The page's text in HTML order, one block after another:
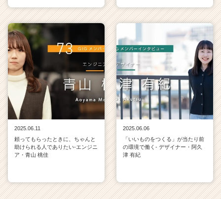
2025.06.11
頼ってもらったときに、ちゃんと
助けられる人でありたい-エンジニ
ア・青山 桃佳
2025.06.06
「いいものをつくる」が当たり前
の環境で働く- デザイナー・阿久
津 有紀